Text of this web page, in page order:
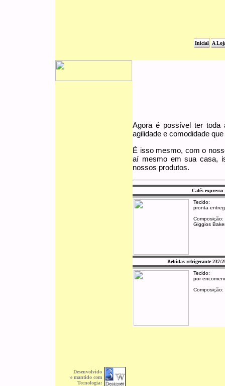
Inicial A
Agora é possível ter toda
agilidade e comodidade
É isso mesmo, com o
aí mesmo em sua casa,
nossos produtos.
Cafés expresso
Tecido:
pronta
Composição:
Giggios
Bebidas refrigerante 237/
Tecido:
por
Composição:
Desenvolvido
e mantido com
Tecnologia: